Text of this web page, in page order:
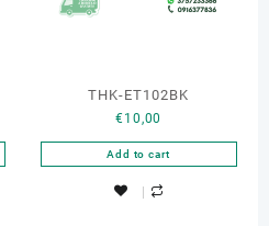
THK-ET102BK
€10,00
Add to cart